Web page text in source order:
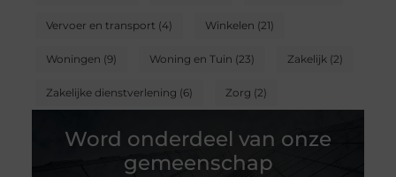
Vervoer en transport (4) Winkelen (21)
Woningen (9) Woning en Tuin (23) Zakelijk(2)
Zakelijke dienstverlening (6) Zorg (2)
Word onderdeel van onze
gemeenschap